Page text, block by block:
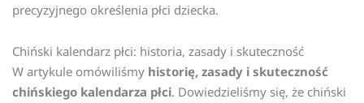
precyzyjnego określenia płci dziecka.
Chiński kalendarz płci: historia, zasady i skuteczność
W artykule omówiliśmy historię, zasady i skuteczność
chińskiego kalendarza płci. Dowiedzieliśmy się, że chiński